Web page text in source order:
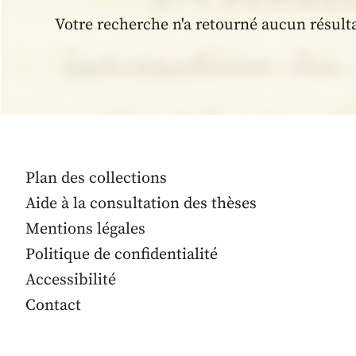
Votre recherche n'a retourné aucun
Plan des collections
Aide à la consultation des thèses
Mentions légales
Politique de confidentialité
Accessibilité
Contact